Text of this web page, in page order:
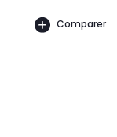
Comparer